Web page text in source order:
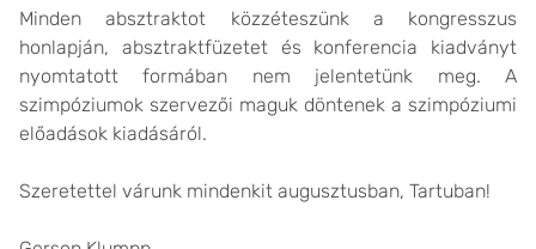
Minden absztraktot közzéteszünk a kongresszus
honlapján, absztraktfüzetet és konferencia kiadványt
nyomtatott formában nem jelentetünk meg. A
szimpóziumok szervezői maguk döntenek a szimpóziumi
előadások kiadásáról.
Szeretettel várunk mindenkit augusztusban, Tartuban!